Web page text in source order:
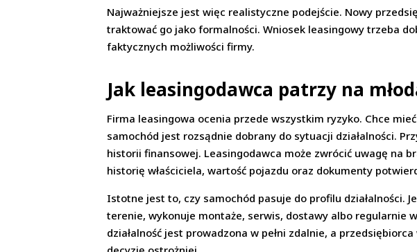
Najważniejsze jest więc realistyczne podejście. Nowy
traktować go jako formalności. Wniosek leasingowy trzeba
faktycznych możliwości firmy.
Jak leasingodawca patrzy na
Firma leasingowa ocenia przede wszystkim ryzyko. Chce
samochód jest rozsądnie dobrany do sytuacji działalności.
historii finansowej. Leasingodawca może zwrócić uwagę na
historię właściciela, wartość pojazdu oraz dokumenty
Istotne jest to, czy samochód pasuje do profilu działalności.
terenie, wykonuje montaże, serwis, dostawy albo regularnie
działalność jest prowadzona w pełni zdalnie, a